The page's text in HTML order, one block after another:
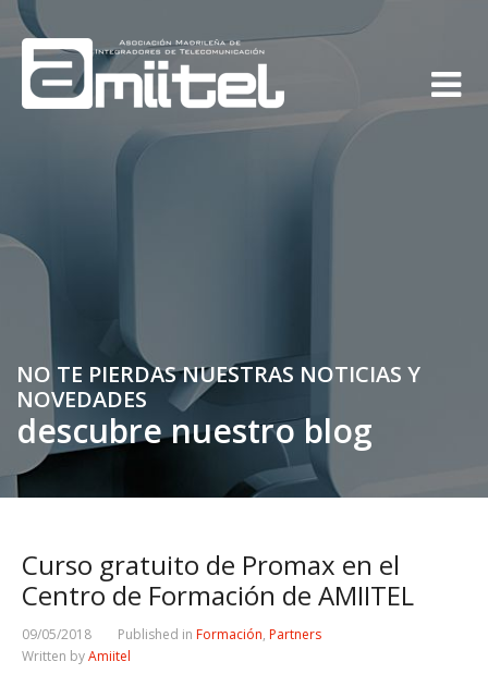
NO TE PIERDAS NUESTRAS NOTICIAS Y
NOVEDADES
descubre nuestro blog
Curso gratuito de Promax en el
Centro de Formación de AMIITEL
09/05/2018 Published in Formación, Partners
Written byAmiitel